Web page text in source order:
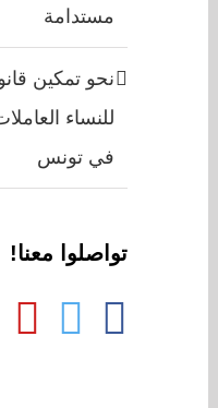
مستدامة
نحو تمكين
للنساء
في تونس
تواصلوا معنا!